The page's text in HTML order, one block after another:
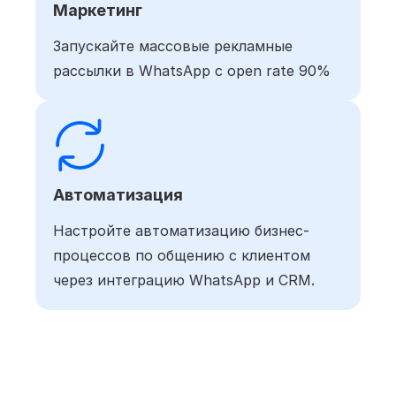
Маркетинг
Запускайте массовые рекламные
рассылки в WhatsApp с open rate 90%
Автоматизация
Настройте автоматизацию бизнес-
процессов по общению с клиентом
через интеграцию WhatsApp и CRM.